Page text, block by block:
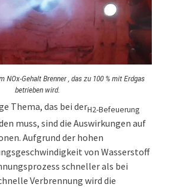
NOx-Gehalt Brenner , das zu 100 % mit Erdgas
betrieben wird.
Thema, das bei derH2-Befeuerung
muss, sind die Auswirkungen auf
Aufgrund der hohen
von Wasserstoff
schneller als bei
Verbrennung wird die